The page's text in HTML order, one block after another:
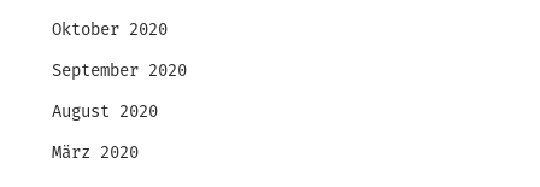
Oktober 2020
September 2020
August 2020
März 2020